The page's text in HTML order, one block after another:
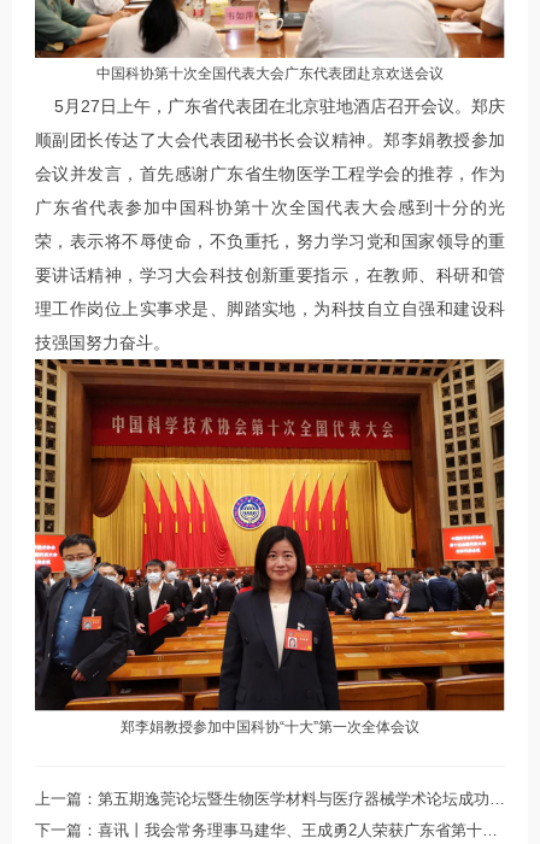
中国科协第十次全国代表大会广东代表团赴京欢送会议
5月27日上午，广东省代表团在北京驻地酒店召开会议。郑庆
顺副团长传达了大会代表团秘书长会议精神。郑李娟教授参加
会议并发言，首先感谢广东省生物医学工程学会的推荐，作为
广东省代表参加中国科协第十次全国代表大会感到十分的光
荣，表示将不辱使命，不负重托，努力学习党和国家领导的重
要讲话精神，学习大会科技创新重要指示，在教师、科研和管
理工作岗位上实事求是、脚踏实地，为科技自立自强和建设科
技强国努力奋斗。
郑李娟教授参加中国科协“十大”第一次全体会议
上一篇：第五期逸莞论坛暨生物医学材料与医疗器械学术论坛成功召开
下一篇：喜讯丨我会常务理事马建华、王成勇2人荣获广东省第十六届丁颖科技奖